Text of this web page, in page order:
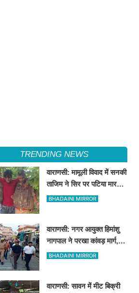
TRENDING NEWS
वाराणसी: मामूली विवाद में सनकी
ताजिम ने सिर पर पटिया मारकर
उतारा था मौत के घाट, पत्नी
BHADAINI MIRROR
वाराणसी: नगर आयुक्त हिमांशु
नागपाल ने परखा कांवड़ मार्ग,
टाउनहाल से विश्वनाथ मंदिर
BHADAINI MIRROR
वाराणसी: सावन में मीट बिक्री